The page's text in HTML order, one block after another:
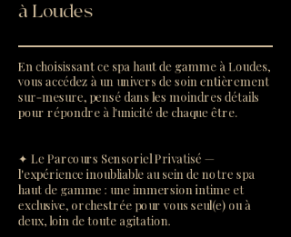
à Loudes
En choisissant ce spa haut de gamme à Loudes,
vous accédez à un univers de soin entièrement
sur-mesure, pensé dans les moindres détails
pour répondre à l'unicité de chaque être.
✦ Le Parcours Sensoriel Privatisé —
l'expérience inoubliable au sein de notre spa
haut de gamme : une immersion intime et
exclusive, orchestrée pour vous seul(e) ou à
deux, loin de toute agitation.